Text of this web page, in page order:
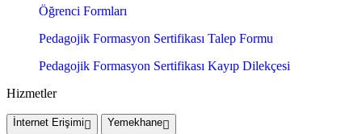
Öğrenci Formları
Pedagojik Formasyon Sertifikası Talep Formu
Pedagojik Formasyon Sertifikası Kayıp Dilekçesi
Hizmetler
İnternet Erişimi Yemekhane